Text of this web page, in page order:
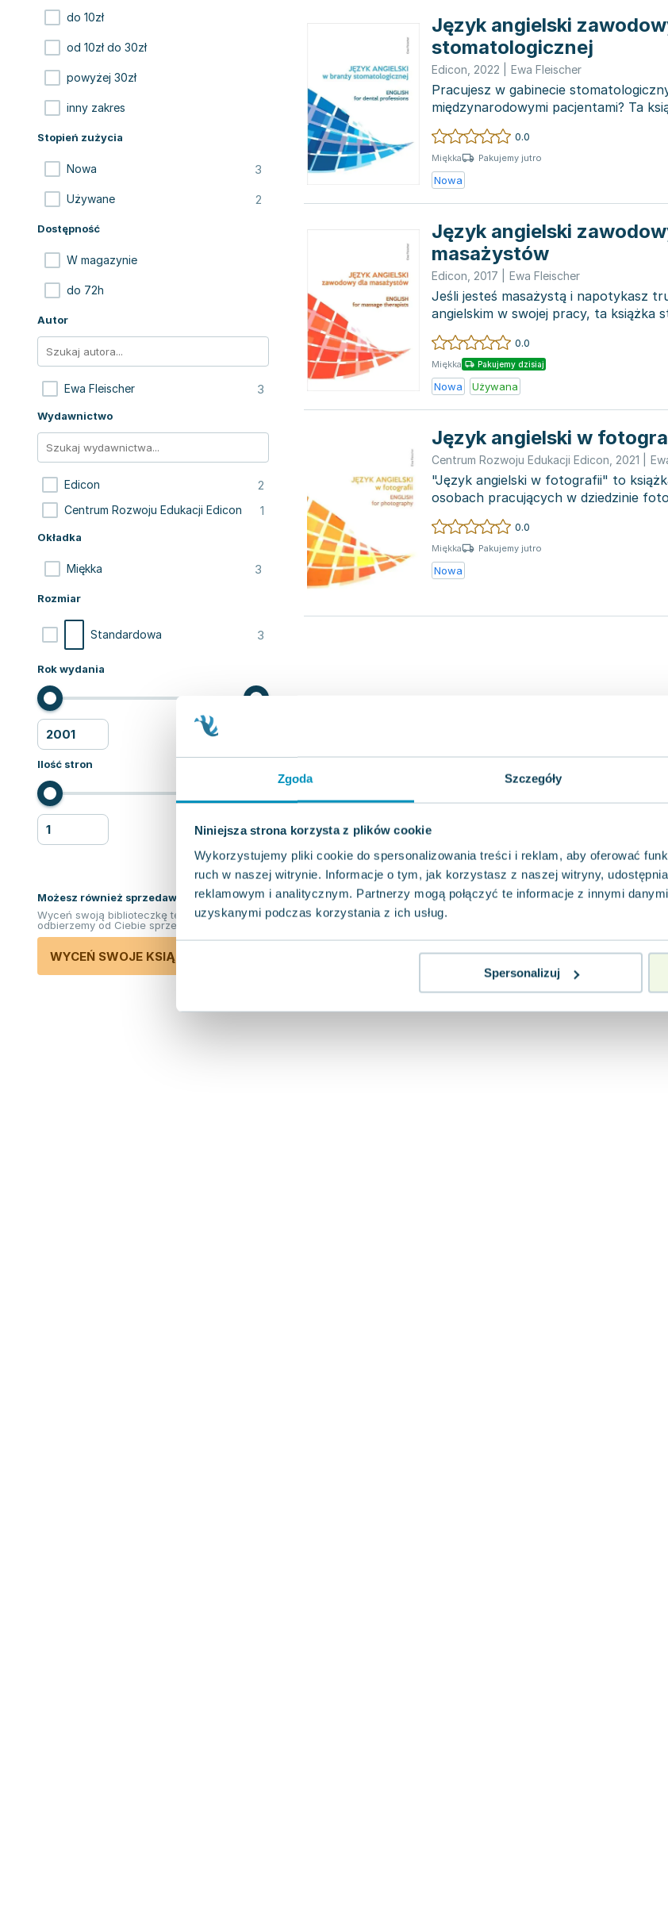
Zgoda Szczegóły
Niniejsza strona korzysta z plików cookie
Wykorzystujemy pliki cookie do spersonalizowania treści i reklam, aby oferować
ruch w naszej witrynie. Informacje o tym, jak korzystasz z naszej witryny,
reklamowym i analitycznym. Partnerzy mogą połączyć te informacje z innymi
uzyskanymi podczas korzystania z ich usług.
Spersonalizuj
do 10zł
od 10zł do 30zł
powyżej 30zł
inny zakres
Stopień zużycia
Nowa 3
Używane 2
Dostępność
W magazynie
do 72h
Autor
Ewa Fleischer 3
Wydawnictwo
Edicon 2
Centrum Rozwoju Edukacji Edicon 1
Okładka
Miękka 3
Rozmiar
Standardowa 3
Rok wydania
Ilość stron
Możesz również sprzedawać ksiązki!
Wyceń swoją biblioteczkę teraz. Odkupimy i
odbierzemy od Ciebie sprzedane książki.
WYCEŃ SWOJE KSIĄŻKI
Język angielski
stomatologicznej
Edicon 2022 Ewa Fleischer
Pracujesz w gabinecie
międzynarodowymi pacjentami? Ta
narzędziem do rozwij...
0.0
Miękka Pakujemy jutro
Nowa
Język angielski
masażystów
Edicon 2017 Ewa Fleischer
Jeśli jesteś masażystą i napotykasz
angielskim w swojej pracy, ta książka
rozwiązanie Twoic...
0.0
Miękka Pakujemy dzisiaj
Nowa Używana
Język angielski w
Centrum Rozwoju Edukacji Edicon 2021
"Język angielski w fotografii" to
osobach pracujących w dziedzinie
chc...
0.0
Miękka Pakujemy jutro
Nowa